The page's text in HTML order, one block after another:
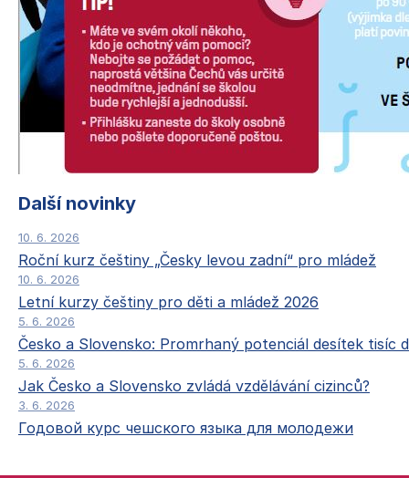
Další novinky
10. 6. 2026
Roční kurz češtiny „Česky levou zadní“ pro mládež
10. 6. 2026
Letní kurzy češtiny pro děti a mládež 2026
5. 6. 2026
Česko a Slovensko: Promrhaný potenciál desítek
5. 6. 2026
Jak Česko a Slovensko zvládá vzdělávání cizinců?
3. 6. 2026
Годовой курс чешского языка для молодежи